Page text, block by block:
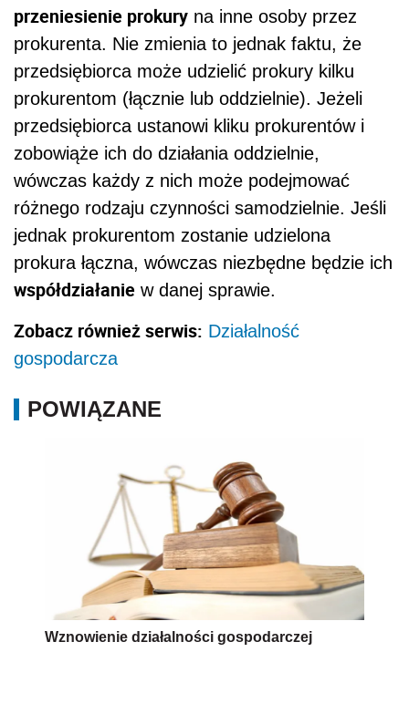
przeniesienie prokury na inne osoby przez
prokurenta. Nie zmienia to jednak faktu, że
przedsiębiorca może udzielić prokury kilku
prokurentom (łącznie lub oddzielnie). Jeżeli
przedsiębiorca ustanowi kliku prokurentów i
zobowiąże ich do działania oddzielnie,
wówczas każdy z nich może podejmować
różnego rodzaju czynności samodzielnie. Jeśli
jednak prokurentom zostanie udzielona
prokura łączna, wówczas niezbędne będzie ich
współdziałanie w danej sprawie.
Zobacz również serwis: Działalność
gospodarcza
POWIĄZANE
Wznowienie działalności gospodarczej